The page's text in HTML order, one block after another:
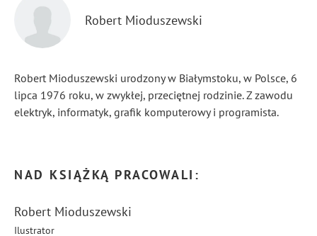
Robert Mioduszewski
Robert Mioduszewski urodzony w Białymstoku, w Polsce, 6
lipca 1976 roku, w zwykłej, przeciętnej rodzinie. Z zawodu
elektryk, informatyk, grafik komputerowy i programista.
NAD KSIĄŻKĄ PRACOWALI:
Robert Mioduszewski
Ilustrator